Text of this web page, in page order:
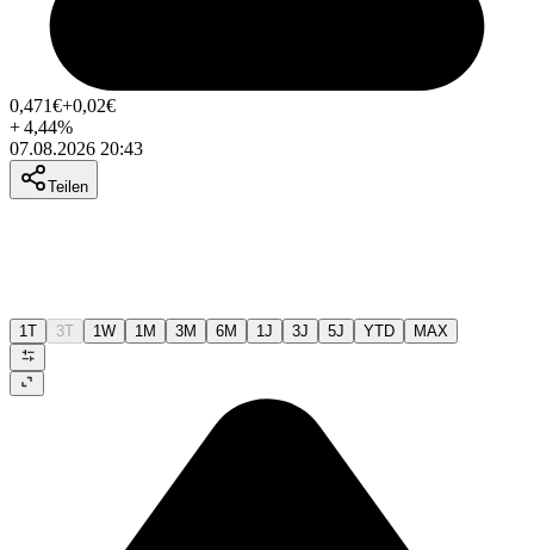
0,471€+0,02€
+4,44%
07.08.2026 20:43
Teilen
1T 3T 1W 1M 3M 6M 1J 3J 5J YTD MAX